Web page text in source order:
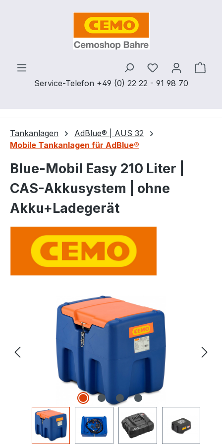
Zum Hauptinhalt springen
Service-Telefon +49 (0) 22 22 - 91 98 70
Du hast 0
Tankanlagen
AdBlue® | AUS 32
Mobile Tankanlagen für AdBlue®
Blue-Mobil Easy 210 Liter |
CAS-Akkusystem | ohne
Akku+Ladegerät
Bildergalerie überspringen